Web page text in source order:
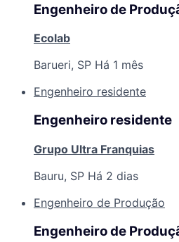
Engenheiro de
Ecolab
Barueri, SP Há 1 mês
Engenheiro residente
Engenheiro residente
Grupo Ultra Franquias
Bauru, SP Há 2 dias
Engenheiro de Produção
Engenheiro de